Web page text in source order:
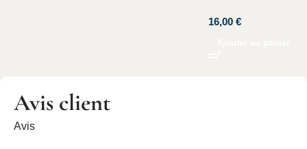
16,00 €
Avis client
Avis